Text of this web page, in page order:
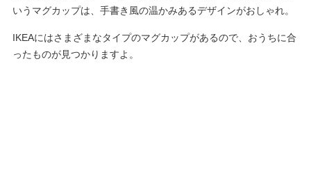
いうマグカップは、手書き風の温かみあるデザインがおしゃれ。
IKEAにはさまざまなタイプのマグカップがあるので、おうちに合
ったものが見つかりますよ。